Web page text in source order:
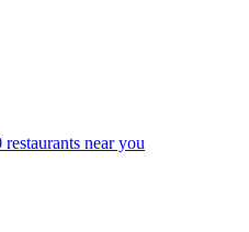
near you